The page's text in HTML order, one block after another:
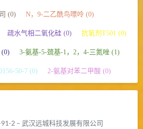
(0) N，9-二乙酰鸟嘌呤 (0)
疏水气相二氧化硅 (0) 抗氧剂T501 (0)
3-氨基-5-巯基-1，2，4-三氮唑 (1)
50-7 (0) 2-氨基对苯二甲酸 (0)
2 – 武汉远城科技发展有限公司